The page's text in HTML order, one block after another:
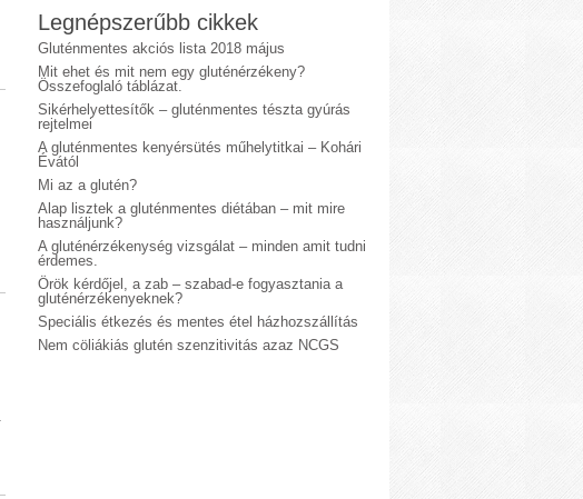
Legnépszerűbb cikkek
Gluténmentes akciós lista 2018 május
Mit ehet és mit nem egy gluténérzékeny?
Összefoglaló táblázat.
Sikérhelyettesítők – gluténmentes tészta gyúrás
rejtelmei
A gluténmentes kenyérsütés műhelytitkai – Kohári
Évától
Mi az a glutén?
Alap lisztek a gluténmentes diétában – mit mire
használjunk?
A gluténérzékenység vizsgálat – minden amit tudni
érdemes.
Örök kérdőjel, a zab – szabad-e fogyasztania a
gluténérzékenyeknek?
Speciális étkezés és mentes étel házhozszállítás
Nem cöliákiás glutén szenzitivitás azaz NCGS